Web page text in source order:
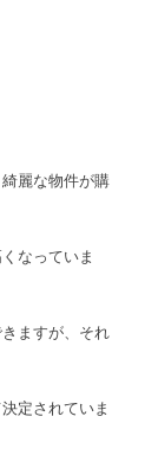
麗な物件が購
なっていま
ますが、それ
定されていま